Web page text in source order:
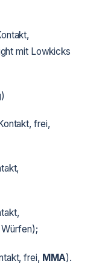
mit Lowkicks
frei,
Würfen);
frei, MMA).